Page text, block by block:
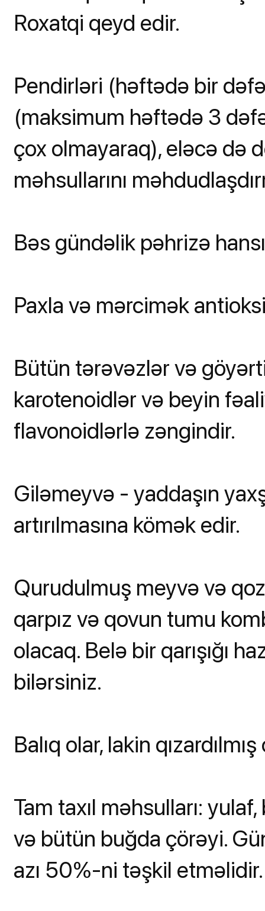
Roxatqi qeyd edir.
Pendirləri (həftədə bir
(maksimum həftədə 3
çox olmayaraq), eləcə də
məhsullarını
Bəs gündəlik pəhrizə
Paxla və mərcimək
Bütün tərəvəzlər və
karotenoidlər və beyin
flavonoidlərlə zəngindir.
Giləmeyvə - yaddaşın
artırılmasına kömək edir.
Qurudulmuş meyvə və
qarpız və qovun tumu
olacaq. Belə bir qarışığı
bilərsiniz.
Balıq olar, lakin
Tam taxıl məhsulları:
və bütün buğda çörəyi.
azı 50%-ni təşkil etməlidir.